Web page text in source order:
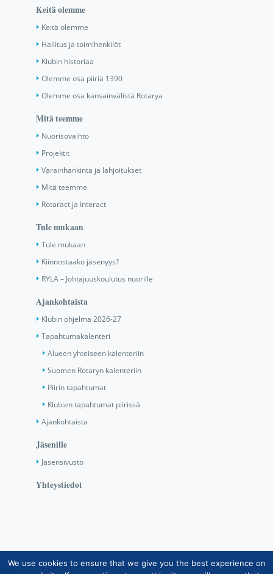
Keitä olemme
Keitä olemme
Hallitus ja toimihenkilöt
Klubin historiaa
Olemme osa piiriä 1390
Olemme osa kansainvälistä Rotarya
Mitä teemme
Nuorisovaihto
Projektit
Varainhankinta ja lahjoitukset
Mitä teemme
Rotaract ja Interact
Tule mukaan
Tule mukaan
Kiinnostaako jäsenyys?
RYLA – Johtajuuskoulutus nuorille
Ajankohtaista
Klubin ohjelma 2026-27
Tapahtumakalenteri
Alueen yhteiseen kalenteriin
Suomen Rotaryn kalenteriin
Piirin tapahtumat
Klubien tapahtumat piirissä
Ajankohtaista
Jäsenille
Jäsensivusto
Yhteystiedot
Copyright © Suomen Rotarypalvelu ry 2026 |
We use cookies to ensure that we give you the best experience on